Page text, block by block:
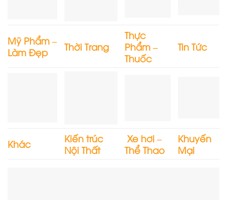
Mỹ Phẩm –
Làm Đẹp
Thời Trang
Thực
Phẩm –
Thuốc
Tin Tức
Khác
Kiến trúc
Nội Thất
Xe hơi –
Thể Thao
Khuyến
Mại